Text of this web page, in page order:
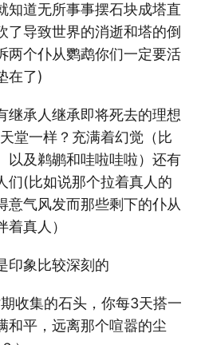
知道无所事事摆石块成塔直
了导致世界的消逝和塔的倒
两个仆从鹦鹉你们一定要活
在了)
继承人继承即将死去的理想
堂一样？充满着幻觉（比
以及鹈鹕和哇啦哇啦）还有
们(比如说那个拉着真人的
意气风发而那些剩下的仆从
真人）
印象比较深刻的
收集的石头，你每3天搭一
和平，远离那个喧嚣的尘